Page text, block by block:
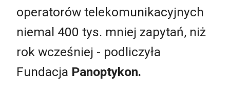
operatorów telekomunikacyjnych
niemal 400 tys. mniej zapytań, niż
rok wcześniej - podliczyła
Fundacja Panoptykon.